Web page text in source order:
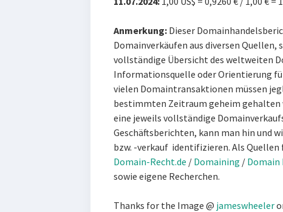
Anmerkung:Dieser
Domainverkäufen aus diversen
vollständige Übersicht des weltweiten
Informationsquelle oder Orientierung
vielen Domaintransaktionen müssen
bestimmten Zeitraum geheim gehalten
eine jeweils vollständige
Geschäftsberichten, kann man hin und
bzw. -verkauf identifizieren. Als Quellen
Domain-Recht.de / Domaining / Domain
sowie eigene Recherchen.
Thanks for the Image @ jameswheeler